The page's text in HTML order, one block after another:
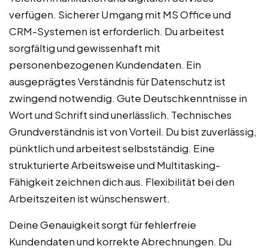
verfügen. Sicherer Umgang mit MS Office und
CRM-Systemen ist erforderlich. Du arbeitest
sorgfältig und gewissenhaft mit
personenbezogenen Kundendaten. Ein
ausgeprägtes Verständnis für Datenschutz ist
zwingend notwendig. Gute Deutschkenntnisse in
Wort und Schrift sind unerlässlich. Technisches
Grundverständnis ist von Vorteil. Du bist zuverlässig,
pünktlich und arbeitest selbstständig. Eine
strukturierte Arbeitsweise und Multitasking-
Fähigkeit zeichnen dich aus. Flexibilität bei den
Arbeitszeiten ist wünschenswert.
Deine Genauigkeit sorgt für fehlerfreie
Kundendaten und korrekte Abrechnungen. Du